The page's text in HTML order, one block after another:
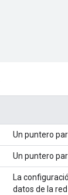
Un puntero
Un puntero
La
datos de la red